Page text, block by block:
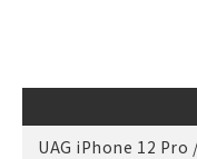
UAG iPhone 12 Pro